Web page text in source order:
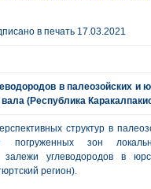
в печать 17.03.2021
в палеозойских и
(Республика
структур в
зон
углеводородов в
регион).